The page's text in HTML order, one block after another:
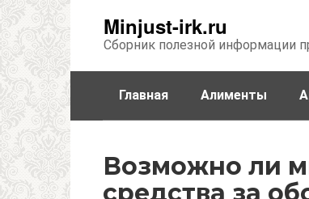
Minjust-irk.ru
Сборник полезной информации
Главная Алименты
Возможно ли
средства за